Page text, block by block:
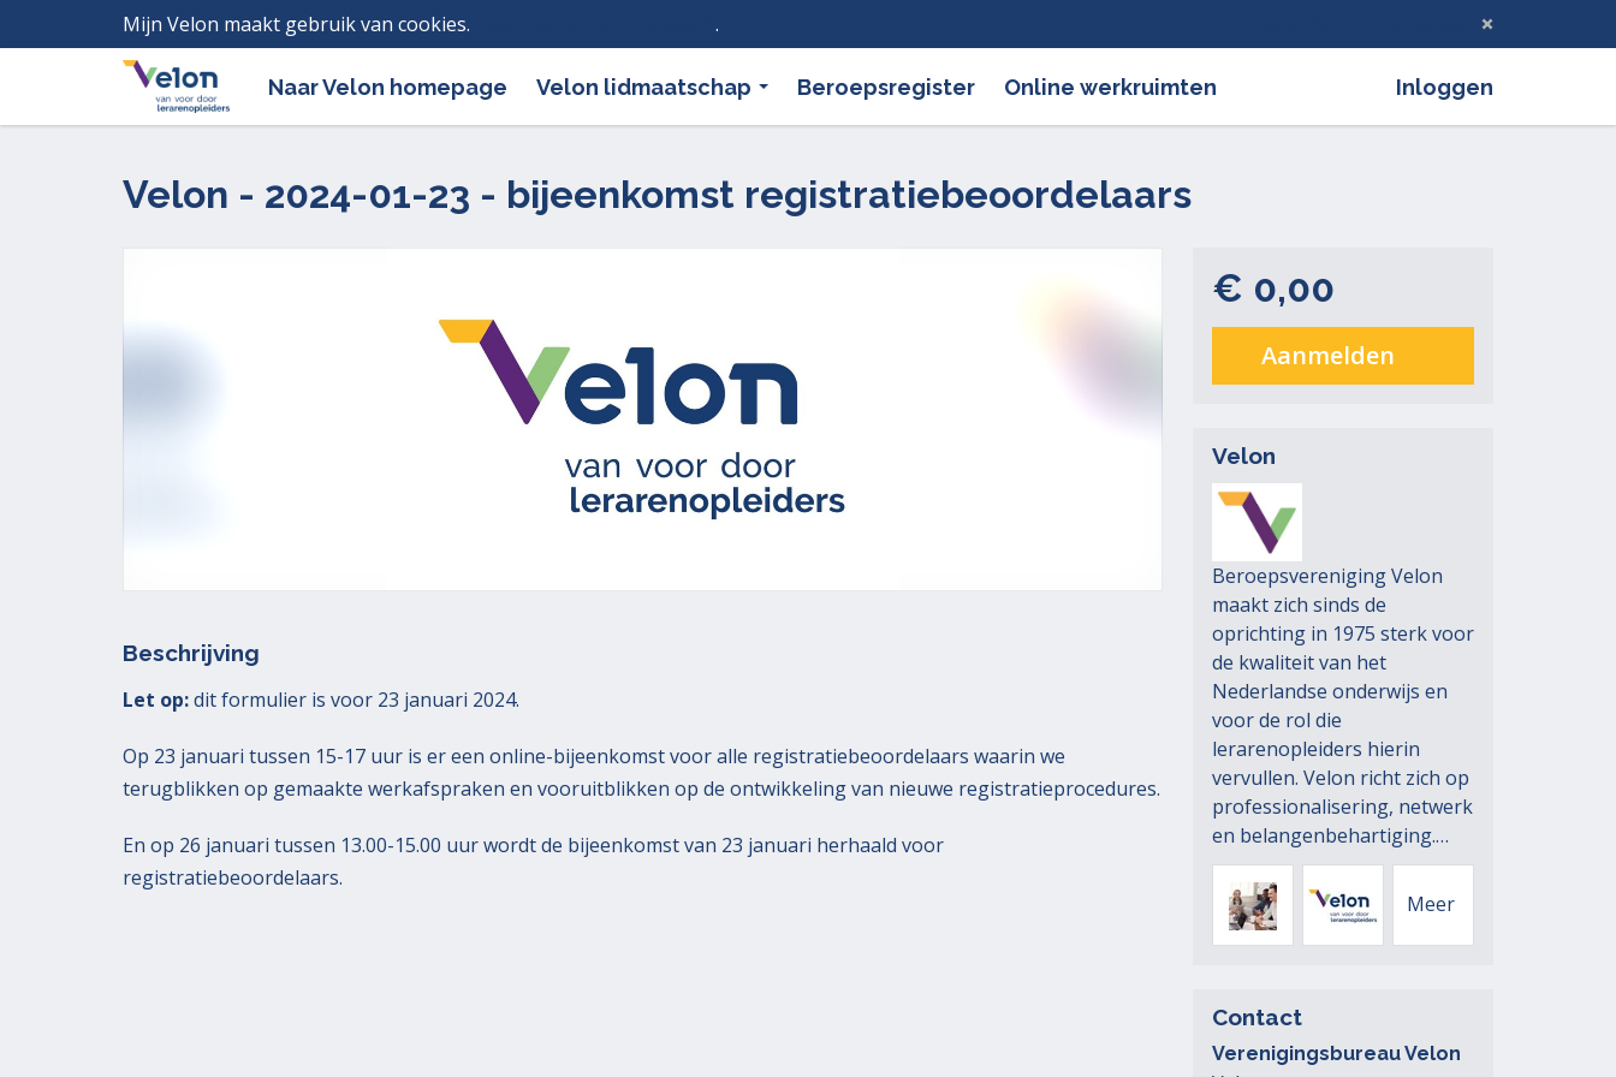
Mijn Velon maakt gebruik van cookies. .
Naar Velon homepage Velon lidmaatschap Beroepsregister Online werkruimten Inloggen
Velon - 2024-01-23 - bijeenkomst registratiebeoordelaars
Beschrijving
Let op:dit formulier is voor 23 januari 2024.
Op 23 januari tussen 15-17 uur is er een online-bijeenkomst voor alle registratiebeoordelaars waarin we
terugblikken op gemaakte werkafspraken en vooruitblikken op de ontwikkeling van nieuwe registratieprocedures.
En op 26 januari tussen 13.00-15.00 uur wordt de bijeenkomst van 23 januari herhaald voor
registratiebeoordelaars.
€ 0,00
Aanmelden
Velon
Beroepsvereniging Velon
maakt zich sinds de
oprichting in 1975 sterk voor
de kwaliteit van het
Nederlandse onderwijs en
voor de rol die
lerarenopleiders hierin
vervullen. Velon richt zich op
professionalisering, netwerk
en belangenbehartiging.…
Velon
Werksessies
Velon
Webinar
Meer
Contact
Verenigingsbureau Velon